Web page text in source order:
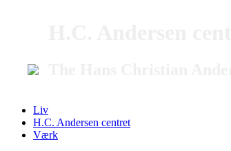
Liv
H.C. Andersen centret
Værk